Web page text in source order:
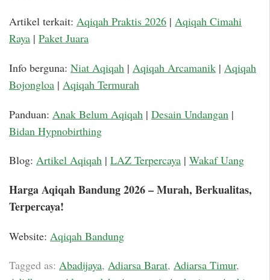
Artikel terkait: Aqiqah Praktis 2026 | Aqiqah Cimahi
Raya | Paket Juara
Info berguna: Niat Aqiqah | Aqiqah Arcamanik | Aqiqah
Bojongloa | Aqiqah Termurah
Panduan: Anak Belum Aqiqah | Desain Undangan |
Bidan Hypnobirthing
Blog: Artikel Aqiqah | LAZ Terpercaya | Wakaf Uang
Harga Aqiqah Bandung 2026 – Murah, Berkualitas,
Terpercaya!
Website: Aqiqah Bandung
Tagged as: Abadijaya, Adiarsa Barat, Adiarsa Timur,